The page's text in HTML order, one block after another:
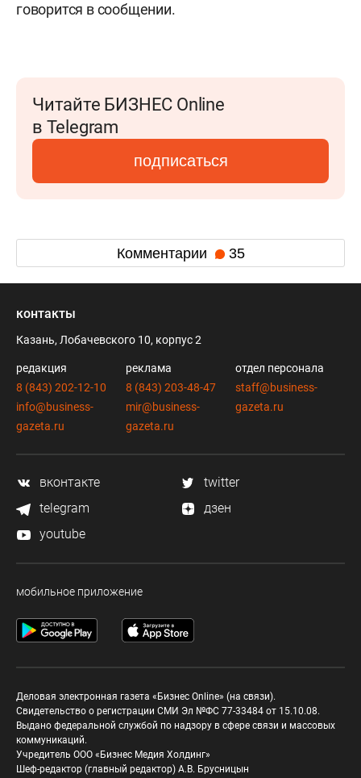
говорится в сообщении.
Читайте БИЗНЕС Online
в Telegram
подписаться
Комментарии 35
контакты
Казань, Лобачевского 10, корпус 2
редакция
8 (843) 202-12-10
info@business-
gazeta.ru
реклама
8 (843) 203-48-47
mir@business-
gazeta.ru
отдел персонала
staff@business-
gazeta.ru
вконтакте
twitter
telegram
дзен
youtube
мобильное приложение
Деловая электронная газета «Бизнес Online» (на связи).
Свидетельство о регистрации СМИ Эл №ФС 77-33484 от 15.10.08.
Выдано федеральной службой по надзору в сфере связи и массовых
коммуникаций.
Учредитель ООО «Бизнес Медия Холдинг»
Шеф-редактор (главный редактор) А.В. Брусницын